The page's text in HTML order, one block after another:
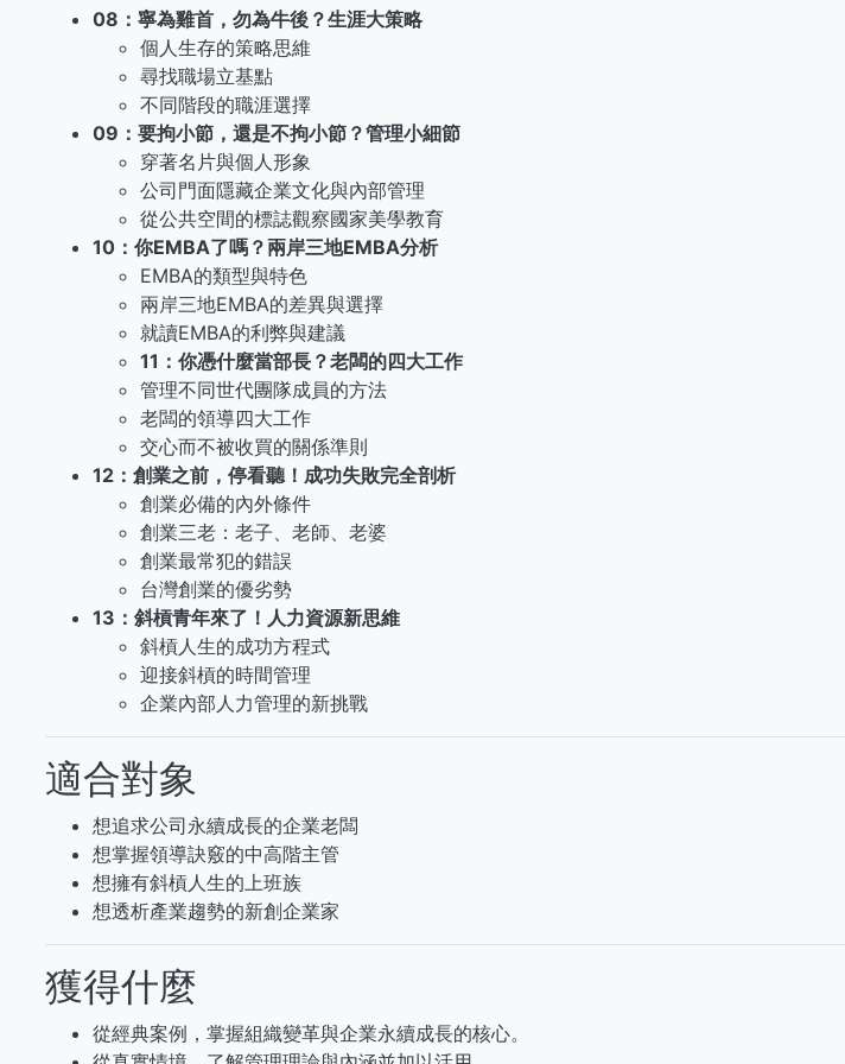
08：寧為雞首，勿為牛後？生涯大策略
個人生存的策略思維
尋找職場立基點
不同階段的職涯選擇
09：要拘小節，還是不拘小節？管理小細節
穿著名片與個人形象
公司門面隱藏企業文化與內部管理
從公共空間的標誌觀察國家美學教育
10：你EMBA了嗎？兩岸三地EMBA分析
EMBA的類型與特色
兩岸三地EMBA的差異與選擇
就讀EMBA的利弊與建議
11：你憑什麼當部長？老闆的四大工作
管理不同世代團隊成員的方法
老闆的領導四大工作
交心而不被收買的關係準則
12：創業之前，停看聽！成功失敗完全剖析
創業必備的內外條件
創業三老：老子、老師、老婆
創業最常犯的錯誤
台灣創業的優劣勢
13：斜槓青年來了！人力資源新思維
斜槓人生的成功方程式
迎接斜槓的時間管理
企業內部人力管理的新挑戰
適合對象
想追求公司永續成長的企業老闆
想掌握領導訣竅的中高階主管
想擁有斜槓人生的上班族
想透析產業趨勢的新創企業家
獲得什麼
從經典案例，掌握組織變革與企業永續成長的核心。